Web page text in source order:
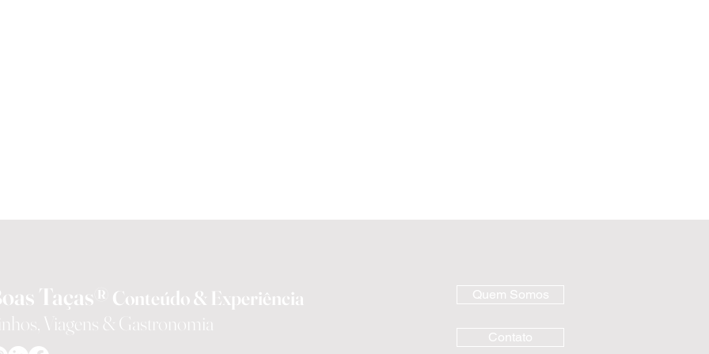
Taças® Conteúdo & Experiência
Viagens & Gastronomia
Quem Somos
Contato